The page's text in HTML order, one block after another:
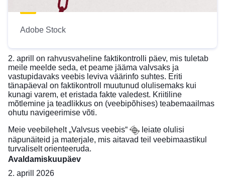
Adobe Stock
2. aprill on rahvusvaheline faktikontrolli päev, mis tuletab
meile meelde seda, et peame jääma valvsaks ja
vastupidavaks veebis leviva väärinfo suhtes. Eriti
tänapäeval on faktikontroll muutunud olulisemaks kui
kunagi varem, et eristada fakte valedest. Kriitiline
mõtlemine ja teadlikkus on (veebipõhises) teabemaailmas
ohutu navigeerimise võti.
Meie veebilehelt„Valvsus veebis“
leiate olulisi
näpunäiteid ja materjale, mis aitavad teil veebimaastikul
turvaliselt orienteeruda.
Avaldamiskuupäev
2. aprill 2026